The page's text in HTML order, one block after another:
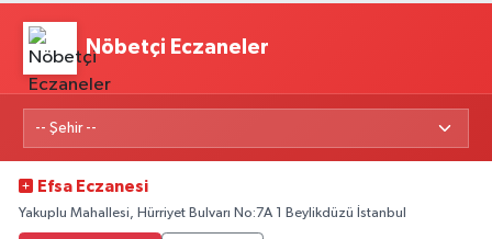
Nöbetçi Eczaneler
Efsa Eczanesi
Yakuplu Mahallesi, Hürriyet Bulvarı No:7A 1 Beylikdüzü İstanbul